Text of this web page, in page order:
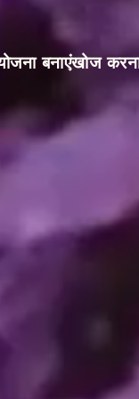
बनाएंखोज